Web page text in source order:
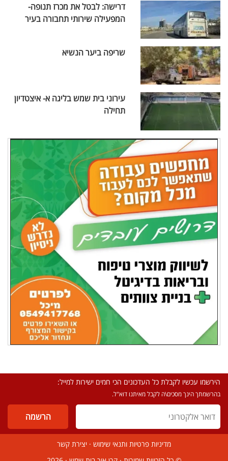
דרישה: לבטל את מכרז תנופה-
המפעילה שירותי תחבורה בעיר
שריפה ביער הנשיא
עירוני בית שמש בליגה א- איצטדיון
תחילה
הירשמו עכשיו לקבלת כל העדכונים הכי חמים ישירות למייל:
בהרשמתך הינך מסכים\ה לקבל מאיתנו דוא"ל.
מדיניות פרטיות ותנאי שימוש · יצירת קשר